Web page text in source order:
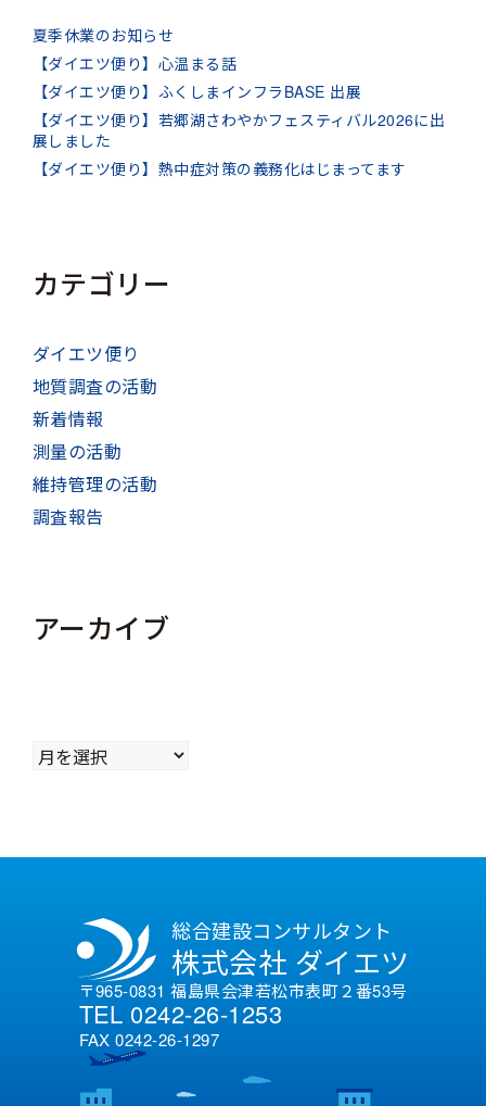
夏季休業のお知らせ
【ダイエツ便り】心温まる話
【ダイエツ便り】ふくしまインフラBASE 出展
【ダイエツ便り】若郷湖さわやかフェスティバル2026に出
展しました
【ダイエツ便り】熱中症対策の義務化はじまってます
カテゴリー
ダイエツ便り
地質調査の活動
新着情報
測量の活動
維持管理の活動
調査報告
アーカイブ
ア
ー
総合建設コンサルタント
株式会社 ダイエツ
〒965-0831 福島県会津若松市表町２番53号
TEL 0242-26-1253
FAX 0242-26-1297